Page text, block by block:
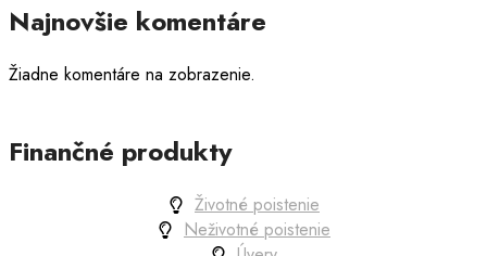
Najnovšie komentáre
Žiadne komentáre na zobrazenie.
Finančné produkty
Životné poistenie
Neživotné poistenie